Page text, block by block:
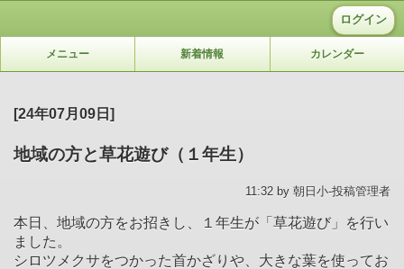
ログイン
メニュー 新着情報 カレンダー
[24年07月09日]
地域の方と草花遊び（１年生）
11:32 by 朝日小-投稿管理者
本日、地域の方をお招きし、１年生が「草花遊び」を行い
ました。
シロツメクサをつかった首かざりや、大きな葉を使ってお